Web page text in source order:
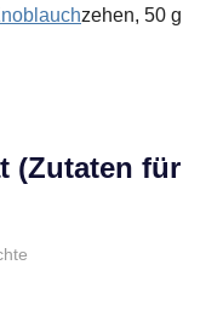
zehen, 50 g
(Zutaten für